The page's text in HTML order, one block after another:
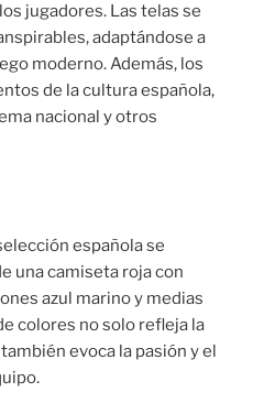
jugadores. Las telas se
adaptándose a
moderno. Además, los
de la cultura española,
nacional y otros
española se
una camiseta roja con
azul marino y medias
colores no solo refleja la
evoca la pasión y el